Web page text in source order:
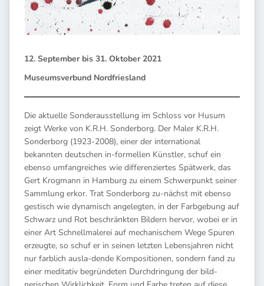
12. September bis 31. Oktober 2021
Museumsverbund Nordfriesland
Die aktuelle Sonderausstellung im Schloss vor Husum
zeigt Werke von K.R.H. Sonderborg. Der Maler K.R.H.
Sonderborg (1923-2008), einer der international
bekannten deutschen in-formellen Künstler, schuf ein
ebenso umfangreiches wie differenziertes Spätwerk, das
Gert Krogmann in Hamburg zu einem Schwerpunkt seiner
Sammlung erkor. Trat Sonderborg zu-nächst mit ebenso
gestisch wie dynamisch angelegten, in der Farbgebung auf
Schwarz und Rot beschränkten Bildern hervor, wobei er in
einer Art Schnellmalerei auf mechanischem Wege Spuren
erzeugte, so schuf er in seinen letzten Lebensjahren nicht
nur farblich ausla-dende Kompositionen, sondern fand zu
einer meditativ begründeten Durchdringung der bild-